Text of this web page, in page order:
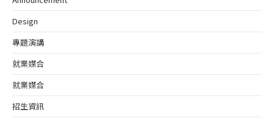
Design
專題演講
就業媒合
就業媒合
招生資訊